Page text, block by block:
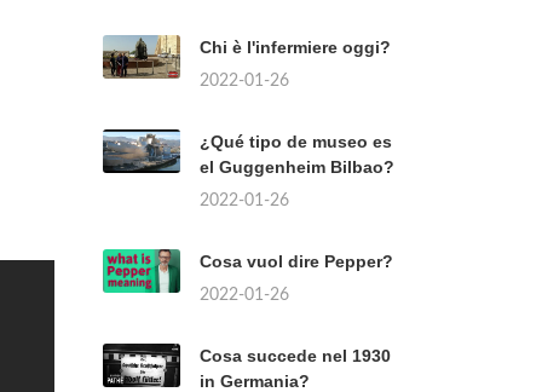
Chi è l'infermiere oggi?
2022-01-26
¿Qué tipo de museo es
el Guggenheim Bilbao?
2022-01-26
Cosa vuol dire Pepper?
2022-01-26
Cosa succede nel 1930
in Germania?